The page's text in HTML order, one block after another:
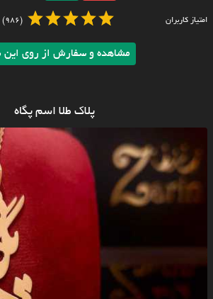
امتیاز کاربران (986)
مشاهده و سفارش از روی این
پلاک طلا اسم پگاه